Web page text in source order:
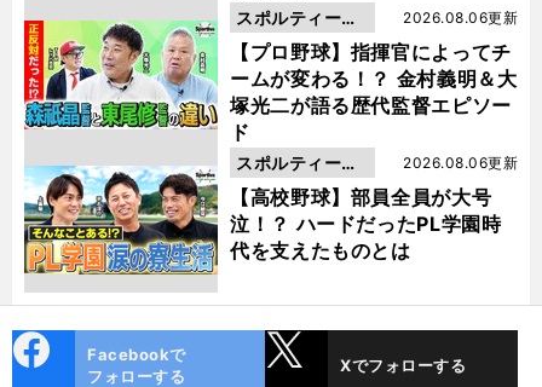
【プロ野球】指揮官によってチ
ームが変わる！？ 金村義明＆大
塚光二が語る歴代監督エピソー
ド
2026.08.06更新
スポルティーバ
動画
【高校野球】部員全員が大号
泣！？ ハードだったPL学園時
代を支えたものとは
2026.08.06更新
スポルティーバ
動画
ok
Facebookで
フォローする
Xでフォローする